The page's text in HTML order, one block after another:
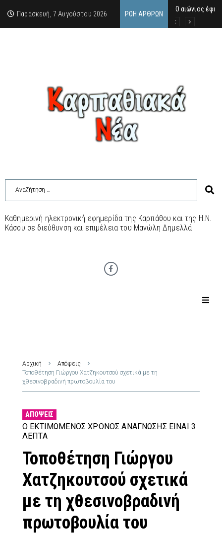
Παρασκευή, 7 Αυγούστου 2026 ΡΟΉ ΆΡΘΡΩΝ
Ο αιώνιος
Δικαστική
Άμεση
Καθημερινή ηλεκτρονική εφημερίδα της Καρπάθου και της Η.Ν.
Κάσου σε διεύθυνση και επιμέλεια του Μανώλη Δημελλά
Αρχική
Απόψεις
Τοποθέτηση Γιώργου Χατζηκουτσού σχετικά με τη
χθεσινοβραδινή πρωτοβουλία του
ΑΠΌΨΕΙΣ
Ο ΕΚΤΙΜΏΜΕΝΟΣ ΧΡΌΝΟΣ ΑΝΆΓΝΩΣΗΣ ΕΊΝΑΙ 3
ΛΕΠΤΆ
Τοποθέτηση Γιώργου
Χατζηκουτσού σχετικά
με τη χθεσινοβραδινή
πρωτοβουλία του